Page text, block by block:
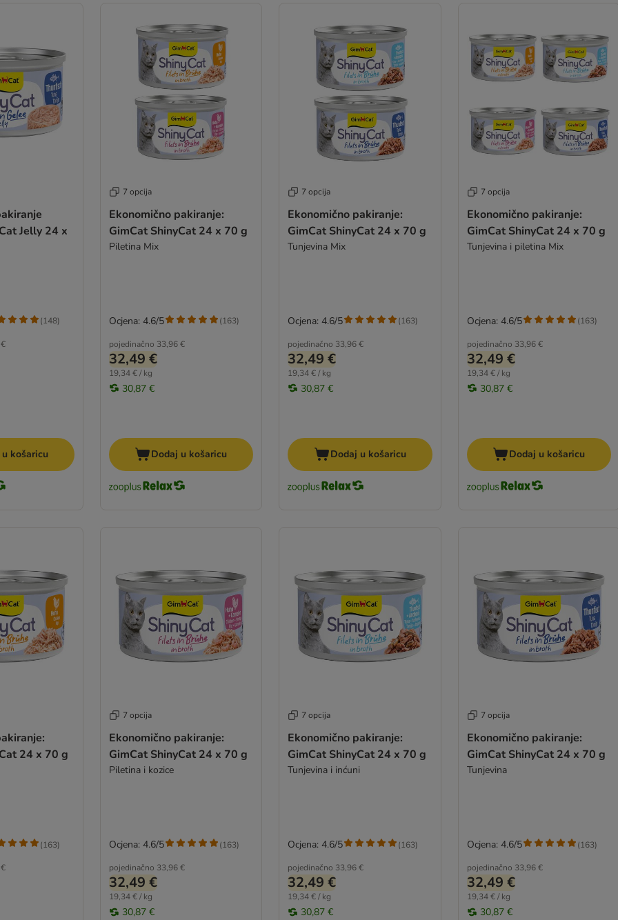
Jelly 24 x
(148)
košaricu
7 opcija
Ekonomično pakiranje:
GimCat ShinyCat 24 x 70 g
Piletina Mix
pojedinačno 33,96 €
32,49 €
19,34 € / kg
30,87 €
Ocjena: 4.6/5 (163)
Dodaj u košaricu
7 opcija
Ekonomično pakiranje:
GimCat ShinyCat 24 x 70 g
Tunjevina Mix
pojedinačno 33,96 €
32,49 €
19,34 € / kg
30,87 €
Ocjena: 4.6/5 (163)
Dodaj u košaricu
7 opcija
Ekonomično pakiranje:
GimCat ShinyCat 24 x 70 g
Tunjevina i piletina Mix
pojedinačno 33,96 €
32,49 €
19,34 € / kg
30,87 €
Ocjena: 4.6/5 (163)
Dodaj u košaricu
24 x 70 g
(163)
7 opcija
Ekonomično pakiranje:
GimCat ShinyCat 24 x 70 g
Piletina i kozice
pojedinačno 33,96 €
32,49 €
19,34 € / kg
30,87 €
Ocjena: 4.6/5 (163)
7 opcija
Ekonomično pakiranje:
GimCat ShinyCat 24 x 70 g
Tunjevina i inćuni
pojedinačno 33,96 €
32,49 €
19,34 € / kg
30,87 €
Ocjena: 4.6/5 (163)
7 opcija
Ekonomično pakiranje:
GimCat ShinyCat 24 x 70 g
Tunjevina
pojedinačno 33,96 €
32,49 €
19,34 € / kg
30,87 €
Ocjena: 4.6/5 (163)